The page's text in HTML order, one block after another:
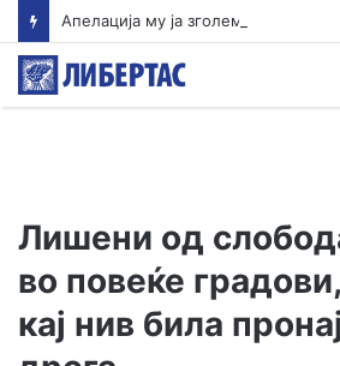
Лишени од
во повеќе
кај нив била